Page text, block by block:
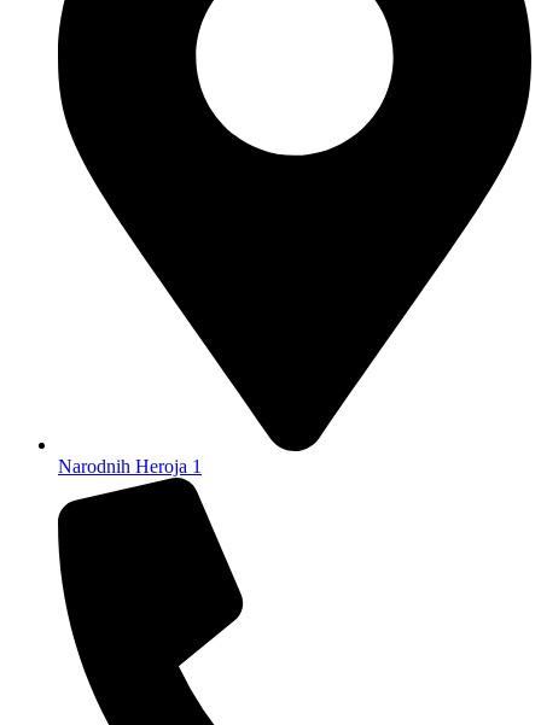
Narodnih Heroja 1